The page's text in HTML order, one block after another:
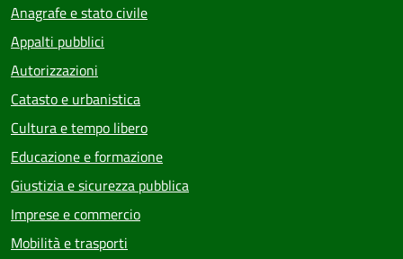
Anagrafe e stato civile
Appalti pubblici
Autorizzazioni
Catasto e urbanistica
Cultura e tempo libero
Educazione e formazione
Giustizia e sicurezza pubblica
Imprese e commercio
Mobilità e trasporti